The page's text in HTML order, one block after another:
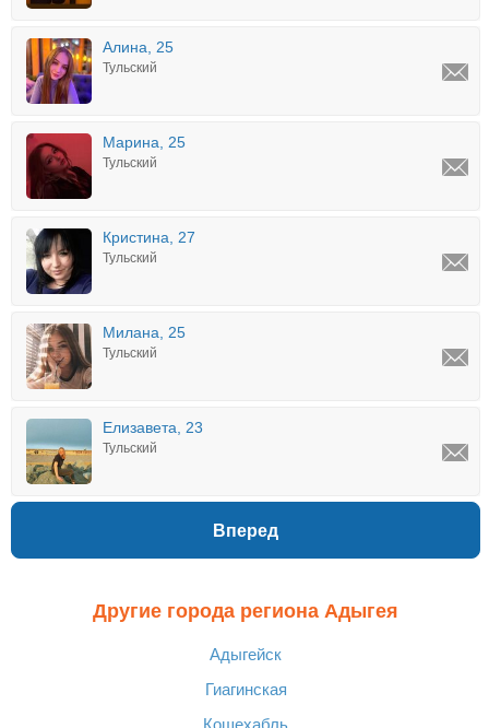
Алина, 25
Тульский
Марина, 25
Тульский
Кристина, 27
Тульский
Милана, 25
Тульский
Елизавета, 23
Тульский
Вперед
Другие города региона Адыгея
Адыгейск
Гиагинская
Кошехабль